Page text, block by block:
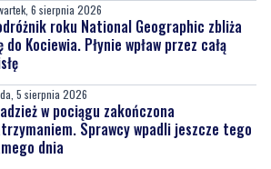
6 sierpnia 2026
roku National Geographic zbliża
do Kociewia. Płynie wpław przez całą
5 sierpnia 2026
w pociągu zakończona
Sprawcy wpadli jeszcze tego
dnia